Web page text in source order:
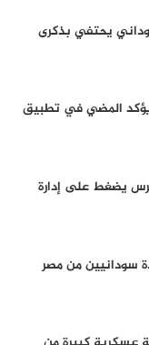
يحتفي بذكرى
يؤكد المضي في تطبيق
يضغط على إدارة